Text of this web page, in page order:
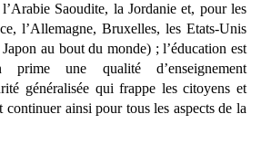
Saoudite, la Jordanie et, pour les
l’Allemagne, Bruxelles, les Etats-Unis
au bout du monde) ; l’éducation est
prime une qualité d’enseignement
généralisée qui frappe les citoyens et
continuer ainsi pour tous les aspects de la